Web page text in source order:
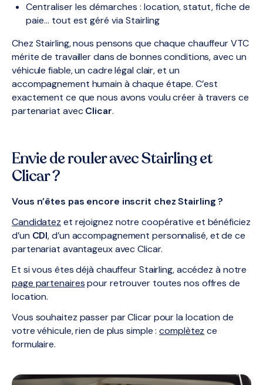
Centraliser les démarches : location, statut, fiche de
paie… tout est géré via Stairling
Chez Stairling, nous pensons que chaque chauffeur VTC
mérite de travailler dans de bonnes conditions, avec un
véhicule fiable, un cadre légal clair, et un
accompagnement humain à chaque étape. C’est
exactement ce que nous avons voulu créer à travers ce
partenariat avecClicar.
Envie de rouler avec Stairling et
Clicar ?
Vous n’êtes pas encore inscrit chez Stairling ?
Candidatez et rejoignez notre coopérative et bénéficiez
d’un CDI, d’un accompagnement personnalisé, et de ce
partenariat avantageux avec Clicar.
Et si vous êtes déjà chauffeur Stairling, accédez à notre
page partenairespour retrouver toutes nos offres de
location.
Vous souhaitez passer par Clicar pour la location de
votre véhicule, rien de plus simple :complètez ce
formulaire.